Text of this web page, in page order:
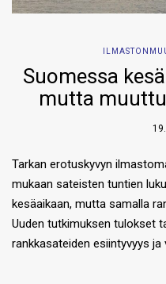
Suomessa
mutta
Tarkan erotuskyvyn
mukaan sateisten tuntien
kesäaikaan, mutta samalla
Uuden tutkimuksen tulokset
rankkasateiden esiintyvyys